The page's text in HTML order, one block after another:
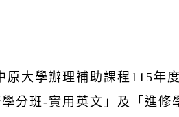
原大學辦理補助課程115年
分班-實用英文」及「進修